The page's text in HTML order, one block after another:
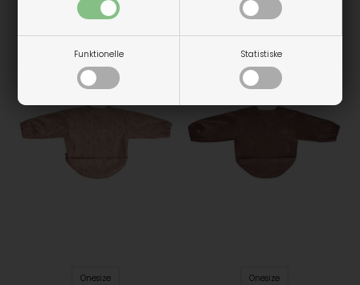
Funktionelle Statistiske
129,95
Onesize Onesize